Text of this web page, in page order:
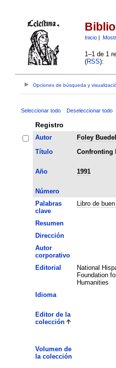
Inicio|
1–1 de 1
(RSS):
Opciones de búsqueda y
Seleccionar todo Deseleccionar todo
Registro
Autor
Foley
Título
Confronting
Año 1991
Número
Palabras
clave
Libro de
Resumen
Dirección
Autor
corporativo
Editorial
National
Foundation
Humanities
Idioma
Editor de la
colección
Volumen de
la colección